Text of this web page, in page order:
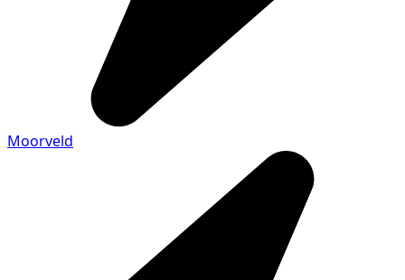
Moorveld